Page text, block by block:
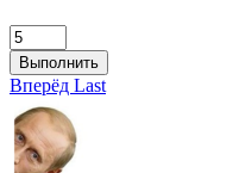
Выполнить
Вперёд Last